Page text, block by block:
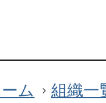
ム 組織一